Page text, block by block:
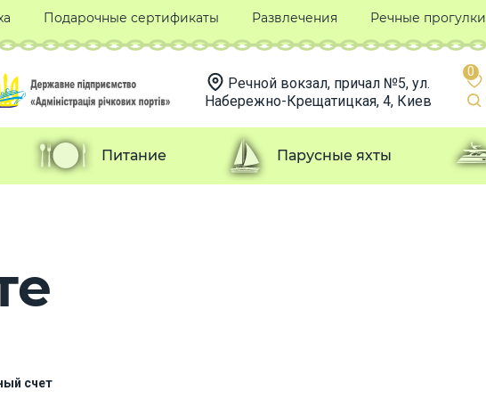
счет
Подарочные сертификаты Развлечения Речные прогулки
Речной вокзал, причал №5, ул.
Набережно-Крещатицкая, 4, Киев
0
Питание Парусные яхты